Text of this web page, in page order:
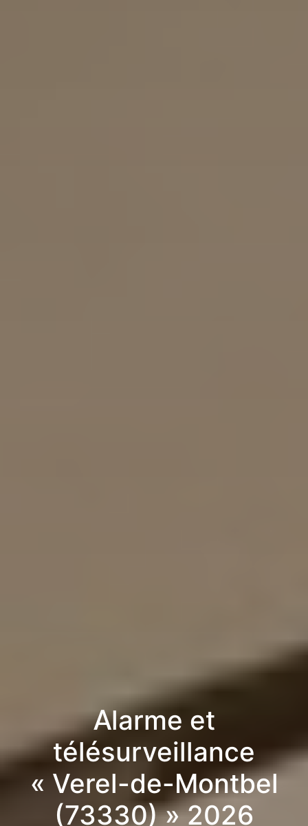
Alarme et
télésurveillance
« Verel-de-Montbel
(73330) » 2026